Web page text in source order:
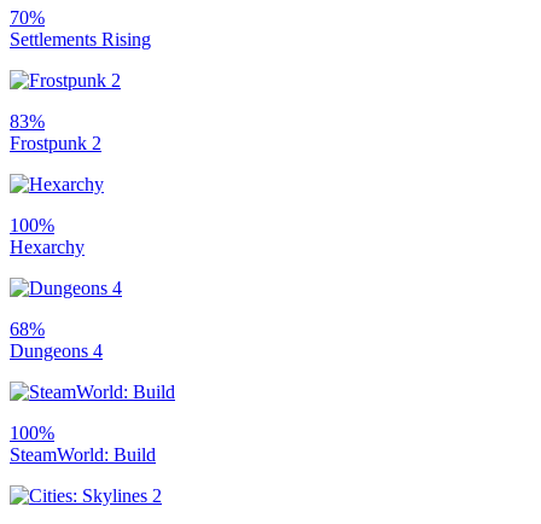
70%
Settlements Rising
83%
Frostpunk 2
100%
Hexarchy
68%
Dungeons 4
100%
SteamWorld: Build